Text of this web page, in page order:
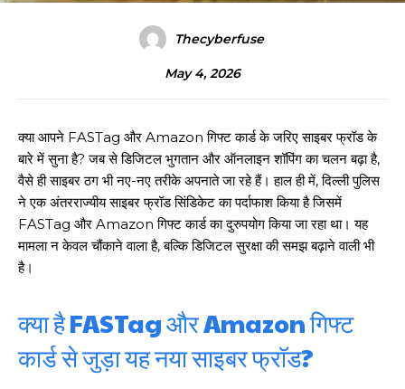
Thecyberfuse
May 4, 2026
क्या आपने FASTag और Amazon गिफ्ट कार्ड के जरिए साइबर फ्रॉड के
बारे में सुना है? जब से डिजिटल भुगतान और ऑनलाइन शॉपिंग का चलन बढ़ा है,
वैसे ही साइबर ठग भी नए-नए तरीके अपनाते जा रहे हैं। हाल ही में, दिल्ली पुलिस
ने एक अंतरराज्यीय साइबर फ्रॉड सिंडिकेट का पर्दाफाश किया है जिसमें
FASTag और Amazon गिफ्ट कार्ड का दुरुपयोग किया जा रहा था। यह
मामला न केवल चौंकाने वाला है, बल्कि डिजिटल सुरक्षा की समझ बढ़ाने वाली भी
है।
क्या है FASTag और Amazon गिफ्ट
कार्ड से जुड़ा यह नया साइबर फ्रॉड?